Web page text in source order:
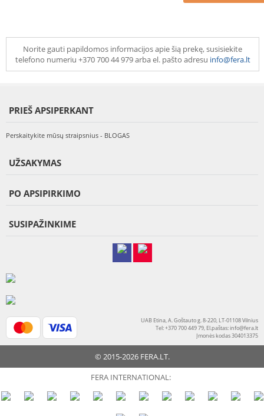
Norite gauti papildomos informacijos apie šią prekę, susisiekite
telefono numeriu +370 700 44 979 arba el. pašto adresu info@fera.lt
PRIEŠ APSIPERKANT
Perskaitykite mūsų straipsnius - BLOGAS
UŽSAKYMAS
PO APSIPIRKIMO
SUSIPAŽINKIME
UAB Etina, A. Goštauto g. 8-220, LT-01108 Vilnius
Tel: +370 700 449 79, El.paštas:info@fera.lt
Įmonės kodas 304013375
© 2015-2026 FERA.LT.
FERA INTERNATIONAL: